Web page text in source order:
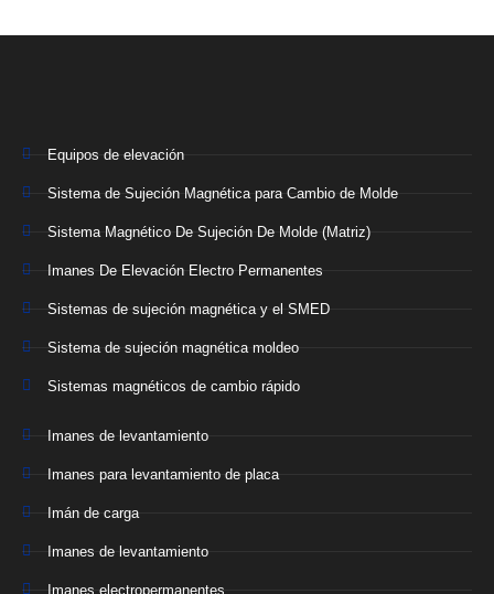
Equipos de elevación
Sistema de Sujeción Magnética para Cambio de Molde
Sistema Magnético De Sujeción De Molde (Matriz)
Imanes De Elevación Electro Permanentes
Sistemas de sujeción magnética y el SMED
Sistema de sujeción magnética moldeo
Sistemas magnéticos de cambio rápido
Imanes de levantamiento
Imanes para levantamiento de placa
Imán de carga
Imanes de levantamiento
Imanes electropermanentes